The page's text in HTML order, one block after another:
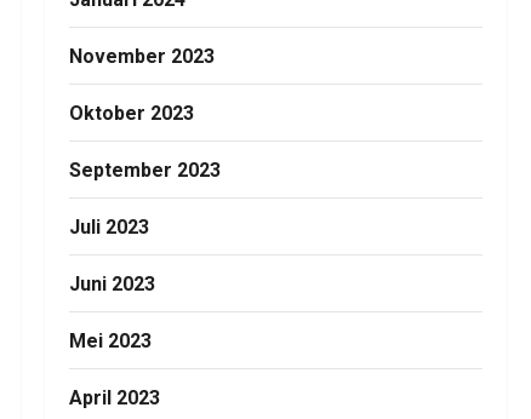
November 2023
Oktober 2023
September 2023
Juli 2023
Juni 2023
Mei 2023
April 2023